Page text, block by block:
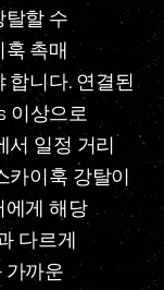
탈할 수
촉매
합니다. 연결된
이상으로
서 일정 거리
카이훅 강탈이
에게 해당
다르게
가까운